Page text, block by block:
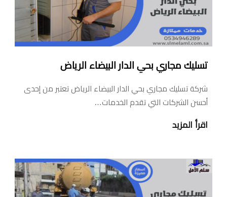
تسليك مجاري بحي الدار البيضاء الرياض
شركة تسليك مجاري بحي الدار البيضاء الرياض تعتبر من إحدى
أحسن الشركات التي تقدم الخدمات…
اقرأ المزيد